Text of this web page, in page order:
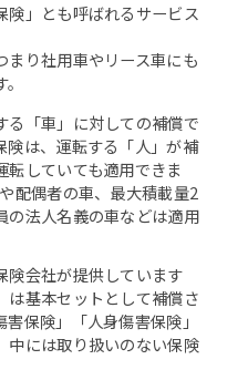
険」とも呼ばれるサービス
まり社用車やリース車にも
る「車」に対しての補償で
険は、運転する「人」が補
していても適用できま
配偶者の車、最大積載量2
の法人名義の車などは適用
険会社が提供しています
は基本セットとして補償さ
保険」「人身傷害保険」
中には取り扱いのない保険